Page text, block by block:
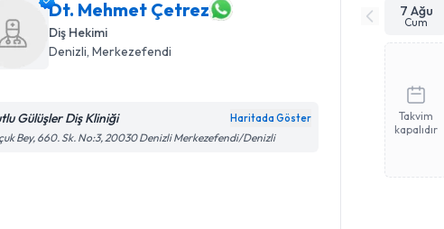
Dt. Mehmet Çetrez
Diş Hekimi
Denizli, Merkezefendi
Gülüşler Diş Kliniği Haritada Göster
Bey, 660. Sk. No:3, 20030 Denizli Merkezefendi/Denizli
7 Ağu
Cum
Takvim
kapalıdır